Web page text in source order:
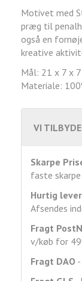
Motivet med
præg til
også en
kreative
Mål: 21 x 7 x
Materiale:
VI
Skarpe
faste skarpe
Hurtig
Afsendes
Fragt
v/køb for
Fragt DAO